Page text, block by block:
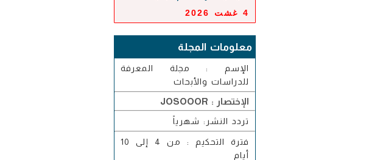
4 غشت 2026
معلومات المجلة
الإسم : مجلة المعرفة
للدراسات والأبحاث
الإختصار : JOSOOOR
تردد النشر: شهرياً
فترة التحكيم : من 4 إلى 10
أيام